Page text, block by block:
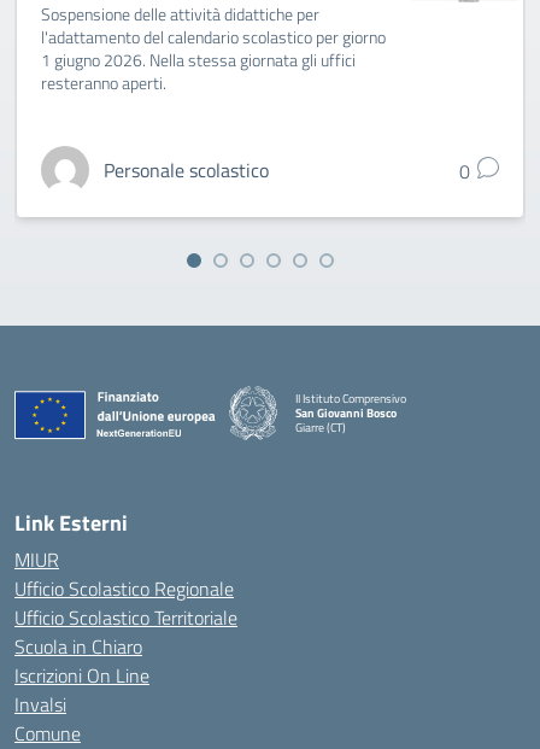
Sospensione delle attività didattiche per
l'adattamento del calendario scolastico per giorno
1 giugno 2026. Nella stessa giornata gli uffici
resteranno aperti.
Personale scolastico 0
II Istituto Comprensivo
San Giovanni Bosco
Giarre (CT)
Link Esterni
MIUR
Ufficio Scolastico Regionale
Ufficio Scolastico Territoriale
Scuola in Chiaro
Iscrizioni On Line
Invalsi
Comune